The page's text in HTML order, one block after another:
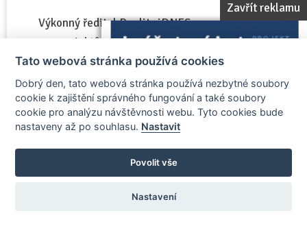
Zavřít reklamu
Výkonný ředitel Reality.iDNES.cz a zakladatel
projektů Realiťák roku a Realitka roku
Zobrazit vizitku porotce
Lukáš Podmanický
Tato webová stránka používá cookies
Dobrý den, tato webová stránka používá nezbytné soubory
cookie k zajištění správného fungování a také soubory
cookie pro analýzu návštěvnosti webu. Tyto cookies bude
nastaveny až po souhlasu. Nastavit
Povolit vše
Nastavení